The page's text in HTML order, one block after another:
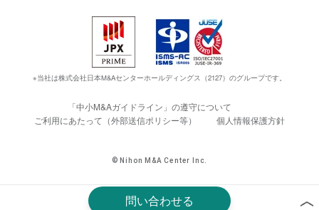
※当社は株式会社日本M&Aセンターホールディングス（2127）のグループです。
「中小M&Aガイドライン」の遵守について
ご利用にあたって（外部送信ポリシー等）
個人情報保護方針
© Nihon M&A Center Inc.
問い合わせる